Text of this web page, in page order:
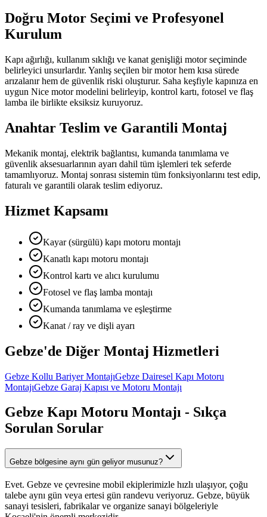
Doğru Motor Seçimi ve Profesyonel
Kurulum
Kapı ağırlığı, kullanım sıklığı ve kanat genişliği motor seçiminde
belirleyici unsurlardır. Yanlış seçilen bir motor hem kısa sürede
arızalanır hem de güvenlik riski oluşturur. Saha keşfiyle kapınıza en
uygun Nice motor modelini belirleyip, kontrol kartı, fotosel ve flaş
lamba ile birlikte eksiksiz kuruyoruz.
Anahtar Teslim ve Garantili Montaj
Mekanik montaj, elektrik bağlantısı, kumanda tanımlama ve
güvenlik aksesuarlarının ayarı dahil tüm işlemleri tek seferde
tamamlıyoruz. Montaj sonrası sistemin tüm fonksiyonlarını test edip,
faturalı ve garantili olarak teslim ediyoruz.
Hizmet Kapsamı
Kayar (sürgülü) kapı motoru montajı
Kanatlı kapı motoru montajı
Kontrol kartı ve alıcı kurulumu
Fotosel ve flaş lamba montajı
Kumanda tanımlama ve eşleştirme
Kanat / ray ve dişli ayarı
Gebze'de Diğer Montaj Hizmetleri
Gebze Kollu Bariyer MontajıGebze Dairesel Kapı Motoru
MontajıGebze Garaj Kapısı ve Motoru Montajı
Gebze Kapı Motoru Montajı - Sıkça
Sorulan Sorular
Gebze bölgesine aynı gün geliyor musunuz?
Evet. Gebze ve çevresine mobil ekiplerimizle hızlı ulaşıyor, çoğu
talebe aynı gün veya ertesi gün randevu veriyoruz. Gebze, büyük
sanayi tesisleri, fabrikalar ve organize sanayi bölgeleriyle